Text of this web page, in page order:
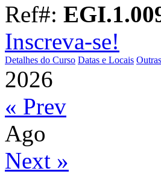
Ref#:
Inscreva-se!
Detalhes do Curso Datas e Locais
2026
« Prev
Ago
Next »